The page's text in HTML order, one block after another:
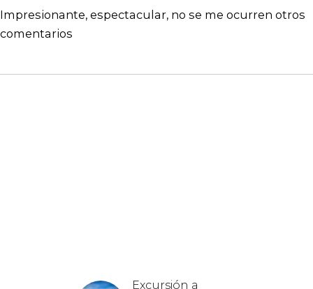
Impresionante, espectacular, no se me ocurren otros
comentarios